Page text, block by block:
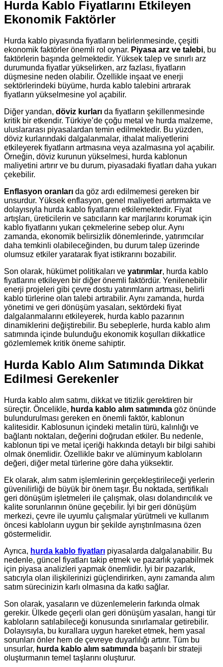
Hurda Kablo Fiyatlarını Etkileyen
Ekonomik Faktörler
Hurda kablo piyasında fiyatların belirlenmesinde, çeşitli
ekonomik faktörler önemli rol oynar. Piyasa arz ve talebi, bu
faktörlerin başında gelmektedir. Yüksek talep ve sınırlı arz
durumunda fiyatlar yükselirken, arz fazlası, fiyatların
düşmesine neden olabilir. Özellikle inşaat ve enerji
sektörlerindeki büyüme, hurda kablo talebini artırarak
fiyatların yükselmesine yol açabilir.
Diğer yandan, döviz kurları da fiyatların şekillenmesinde
kritik bir etkendir. Türkiye’de çoğu metal ve hurda malzeme,
uluslararası piyasalardan temin edilmektedir. Bu yüzden,
döviz kurlarındaki dalgalanmalar, ithalat maliyetlerini
etkileyerek fiyatların artmasına veya azalmasına yol açabilir.
Örneğin, döviz kurunun yükselmesi, hurda kablonun
maliyetini artırır ve bu durum, piyasadaki fiyatları daha yukarı
çekebilir.
Enflasyon oranları da göz ardı edilmemesi gereken bir
unsurdur. Yüksek enflasyon, genel maliyetleri artırmakta ve
dolayısıyla hurda kablo fiyatlarını etkilemektedir. Fiyat
artışları, üreticilerin ve satıcıların kar marjlarını korumak için
kablo fiyatlarını yukarı çekmelerine sebep olur. Aynı
zamanda, ekonomik belirsizlik dönemlerinde, yatırımcılar
daha temkinli olabileceğinden, bu durum talep üzerinde
olumsuz etkiler yaratarak fiyat istikrarını bozabilir.
Son olarak, hükümet politikaları ve yatırımlar, hurda kablo
fiyatlarını etkileyen bir diğer önemli faktördür. Yenilenebilir
enerji projeleri gibi çevre dostu yatırımların artması, belirli
kablo türlerine olan talebi artırabilir. Aynı zamanda, hurda
yönetimi ve geri dönüşüm yasaları, sektördeki fiyat
dalgalanmalarını etkileyerek, hurda kablo pazarının
dinamiklerini değiştirebilir. Bu sebeplerle, hurda kablo alım
satımında içinde bulunduğu ekonomik koşulları dikkatlice
gözlemlemek kritik öneme sahiptir.
Hurda Kablo Alım Satımında Dikkat
Edilmesi Gerekenler
Hurda kablo alım satımı, dikkat ve titizlik gerektiren bir
süreçtir. Öncelikle, hurda kablo alım satımında göz önünde
bulundurulması gereken en önemli faktör, kablonun
kalitesidir. Kablosunun içindeki metalin türü, kalınlığı ve
bağlantı noktaları, değerini doğrudan etkiler. Bu nedenle,
kablonun tipi ve metal içeriği hakkında detaylı bir bilgi sahibi
olmak önemlidir. Özellikle bakır ve alüminyum kabloların
değeri, diğer metal türlerine göre daha yüksektir.
Ek olarak, alım satım işlemlerinin gerçekleştirileceği yerlerin
güvenilirliği de büyük bir önem taşır. Bu noktada, sertifikalı
geri dönüşüm işletmeleri ile çalışmak, olası dolandırıcılık ve
kalite sorunlarının önüne geçebilir. İyi bir geri dönüşüm
merkezi, çevre ile uyumlu çalışmalar yürütmeli ve kullanım
öncesi kabloların uygun bir şekilde ayrıştırılmasına özen
göstermelidir.
Ayrıca, hurda kablo fiyatları piyasalarda dalgalanabilir. Bu
nedenle, güncel fiyatları takip etmek ve pazarlık yapabilmek
için piyasa analizleri yapmak önemlidir. İyi bir pazarlık,
satıcıyla olan ilişkilerinizi güçlendirirken, aynı zamanda alım
satım sürecinizin karlı olmasına da katkı sağlar.
Son olarak, yasaların ve düzenlemelerin farkında olmak
gerekir. Ülkede geçerli olan geri dönüşüm yasaları, hangi tür
kabloların satılabileceği konusunda sınırlamalar getirebilir.
Dolayısıyla, bu kurallara uygun hareket etmek, hem yasal
sorunları önler hem de çevreye duyarlılığı artırır. Tüm bu
unsurlar, hurda kablo alım satımında başarılı bir strateji
oluşturmanın temel taşlarını oluşturur.